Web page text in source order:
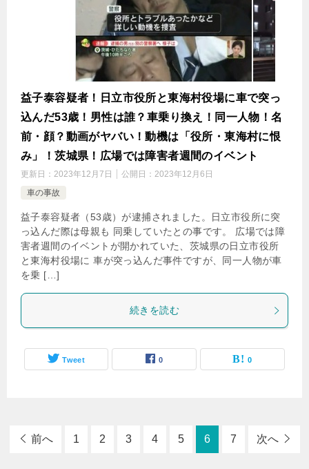
益子泰容疑者！日立市役所と東海村役場に車で突っ
込んだ53歳！男性は誰？車乗り換え！同一人物！名
前・顔？動画がヤバい！動機は「役所・東海村に恨
み」！茨城県！広場では障害者週間のイベント
更新日： 2023年12月7日 公開日： 2023年12月6日
車の事故
益子泰容疑者（53歳）が逮捕されました。日立市役所に突
っ込んだ際は母親も 同乗していたとの事です。 広場では障
害者週間のイベントが開かれていた、茨城県の日立市役所
と東海村役場に 車が突っ込んだ事件ですが、同一人物が車
を乗 […]
続きを読む
Tweet 0 0
前へ 1 2 3 4 5 6 7 次へ